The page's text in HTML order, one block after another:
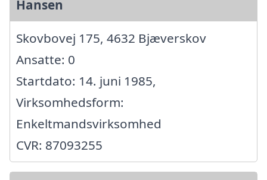
Hansen
Skovbovej 175, 4632 Bjæverskov
Ansatte: 0
Startdato: 14. juni 1985,
Virksomhedsform:
Enkeltmandsvirksomhed
CVR: 87093255